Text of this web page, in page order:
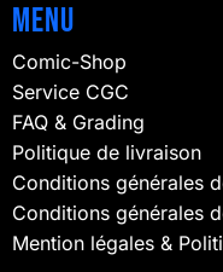
Menu
Comic-Shop
Service CGC
FAQ & Grading
Politique de livraison
Conditions générales
Conditions générales
Mention légales &